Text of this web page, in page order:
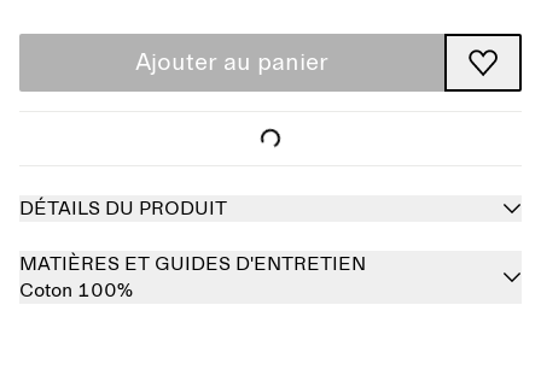
Ajouter au panier
DÉTAILS DU PRODUIT
MATIÈRES ET GUIDES D'ENTRETIEN
Coton 100%